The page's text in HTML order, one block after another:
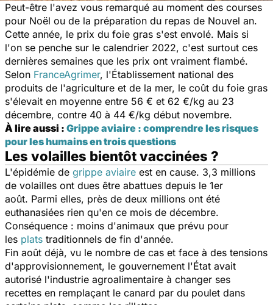
Peut-être l'avez vous remarqué au moment des courses
pour Noël ou de la préparation du repas de Nouvel an.
Cette année, le prix du foie gras s'est envolé. Mais si
l'on se penche sur le calendrier 2022, c'est surtout ces
dernières semaines que les prix ont vraiment flambé.
Selon FranceAgrimer, l'Établissement national des
produits de l'agriculture et de la mer, le coût du foie gras
s'élevait en moyenne entre 56 € et 62 €/kg au 23
décembre, contre 40 à 44 €/kg début novembre.
À lire aussi : Grippe aviaire : comprendre les risques
pour les humains en trois questions
Les volailles bientôt vaccinées ?
L'épidémie de grippe aviaire est en cause. 3,3 millions
de volailles ont dues être abattues depuis le 1er
août. Parmi elles, près de deux millions ont été
euthanasiées rien qu'en ce mois de décembre.
Conséquence : moins d'animaux que prévu pour
les plats traditionnels de fin d'année.
Fin août déjà, vu le nombre de cas et face à des tensions
d'approvisionnement, le gouvernement l'État avait
autorisé l'industrie agroalimentaire à changer ses
recettes en remplaçant le canard par du poulet dans